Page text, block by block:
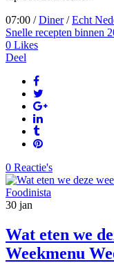
07:00 /Diner/Echt
Snelle recepten binnen
0 Likes
Deel
0 Reactie's
30 jan
Wat eten we
Weekmenu